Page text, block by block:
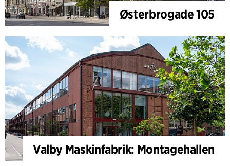
Østerbrogade 105
Valby Maskinfabrik: Montagehallen